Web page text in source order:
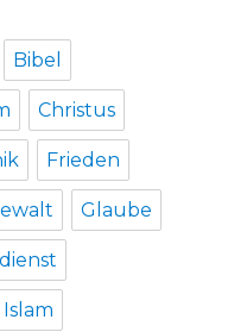
Bibel
Christus
Frieden
Glaube
Islam